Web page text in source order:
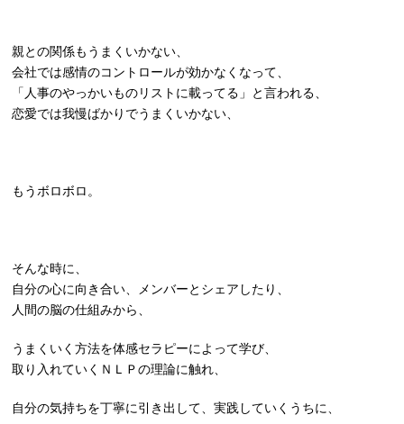
親との関係もうまくいかない、
会社では感情のコントロールが効かなくなって、
「人事のやっかいものリストに載ってる」と言われる、
恋愛では我慢ばかりでうまくいかない、
もうボロボロ。
そんな時に、
自分の心に向き合い、メンバーとシェアしたり、
人間の脳の仕組みから、
うまくいく方法を体感セラピーによって学び、
取り入れていくＮＬＰの理論に触れ、
自分の気持ちを丁寧に引き出して、実践していくうちに、